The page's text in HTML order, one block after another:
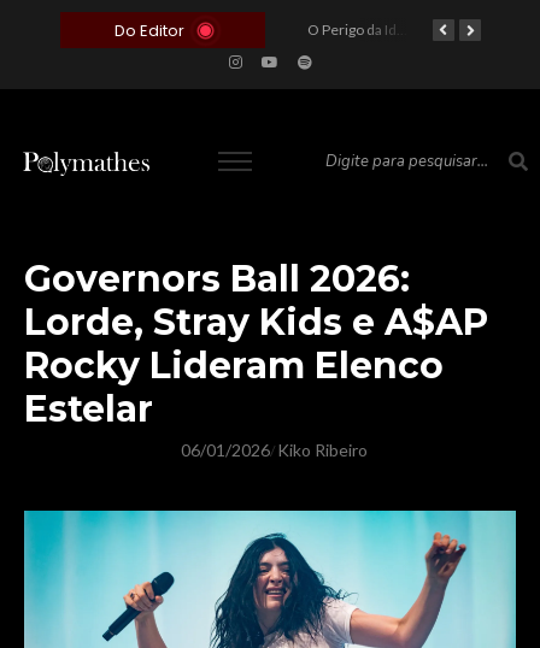
Do Editor
O Voto como Moeda: Clientelismo e o Analfabetismo Funcional Político no Brasil O Perigo da Ideologia Desenfreada na Justiça: Quando a Pauta Política Substitui a Pena Criminal
Governors Ball 2026:
Lorde, Stray Kids e A$AP
Rocky Lideram Elenco
Estelar
06/01/2026/ Kiko Ribeiro